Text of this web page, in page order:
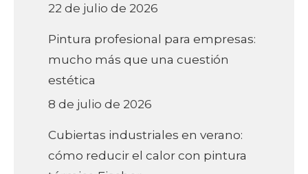
22 de julio de 2026
Pintura profesional para empresas:
mucho más que una cuestión
estética
8 de julio de 2026
Cubiertas industriales en verano:
cómo reducir el calor con pintura